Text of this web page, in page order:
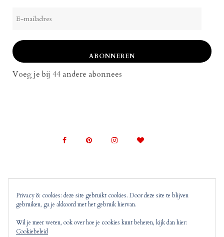
mailadres
ABONNEREN
Voeg je bij 44 andere abonnees
© 2022 Mom on Top |Copyright, Disclaimer en
PrivacyverklaringMom on Top bevat advertenties en
‘monitized of affiliated’ links. Dit wil zeggen dat
Privacy & cookies: deze site gebruikt cookies. Door deze site te blijven
gebruiken, ga je akkoord met het gebruik hiervan.
Wil je meer weten, ook over hoe je cookies kunt beheren, kijk dan hier:
Cookiebeleid